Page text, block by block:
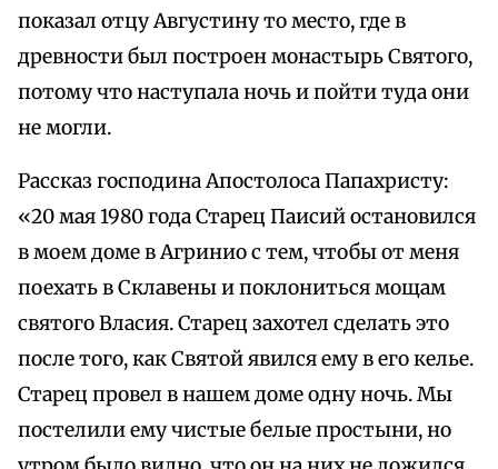
показал отцу Августину то место, где в
древности был построен монастырь Святого,
потому что наступала ночь и пойти туда они
не могли.
Рассказ господина Апостолоса Папахристу:
«20 мая 1980 года Старец Паисий остановился
в моем доме в Агринио с тем, чтобы от меня
поехать в Склавены и поклониться мощам
святого Власия. Старец захотел сделать это
после того, как Святой явился ему в его келье.
Старец провел в нашем доме одну ночь. Мы
постелили ему чистые белые простыни, но